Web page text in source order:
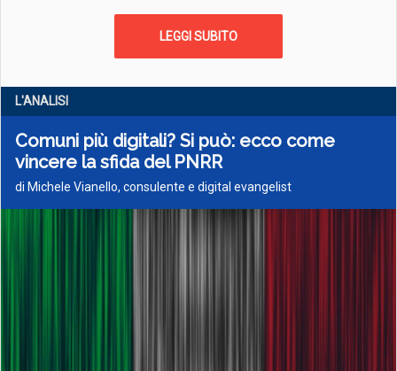
LEGGI SUBITO
L'ANALISI
Comuni più digitali? Si può: ecco come
vincere la sfida del PNRR
di Michele Vianello, consulente e digital evangelist